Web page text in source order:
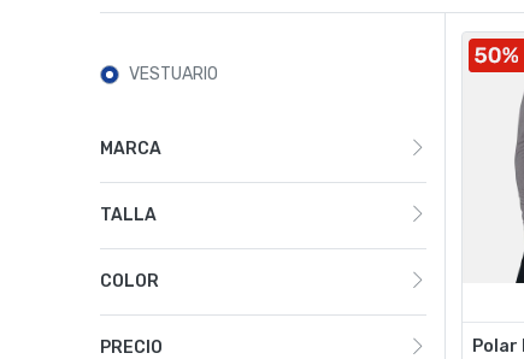
VESTUARIO
MARCA
TALLA
COLOR
PRECIO